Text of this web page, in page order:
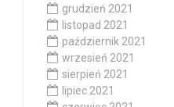
grudzień 2021
listopad 2021
październik 2021
wrzesień 2021
sierpień 2021
lipiec 2021